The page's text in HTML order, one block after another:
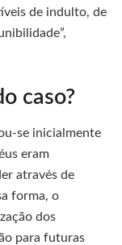
de indulto, de
caso?
se inicialmente
eram
através de
forma, o
dos
para futuras